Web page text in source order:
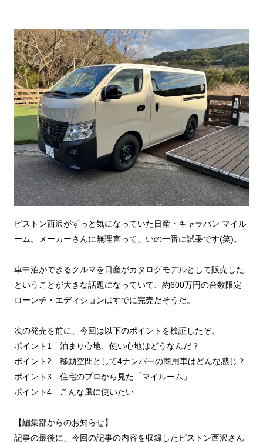
ピストン西沢がずっと気になっていた日産・キャラバン マイル
ーム。メーカーさんに無理言って、いの一番に試乗です(笑)。
車中泊ができるクルマを日産がカタログモデルとして販売した
ということが大きな話題になっていて、約600万円の台数限定
ローンチ・エディションはすでに完売だそうだ。
次の発売を前に、今回は以下のポイントを検証したぞ。
ポイント1 泊まり心地、使い心地はどうなんだ？
ポイント2 移動空間として4ナンバーの商用車はどんな感じ？
ポイント3 住宅のプロから見た「マイルーム」
ポイント4 こんな風に使いたい
【編集部からのお知らせ】
記事の最後に、今回の記事の内容を収録したピストン西沢さん